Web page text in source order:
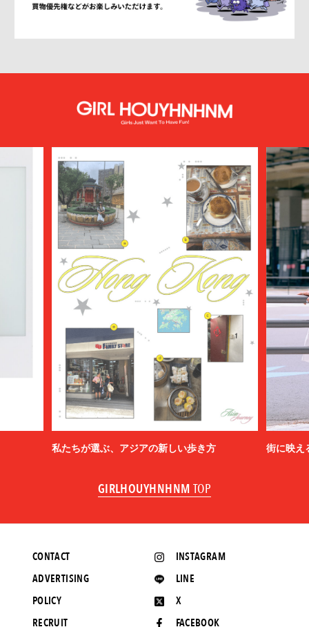
私たちが選ぶ、アジアの新しい歩き方 街に映え
GIRLHOUYHNHNM TOP
INSTAGRAM
LINE
X
FACEBOOK
CONTACT
ADVERTISING
POLICY
RECRUIT